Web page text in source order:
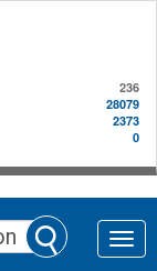
236
28079
2373
0
Toggle